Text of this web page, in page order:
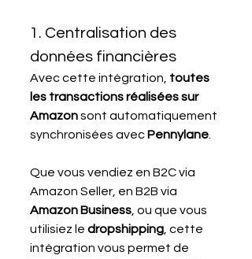
1. Centralisation des
données financières
Avec cette intégration, toutes
les transactions réalisées sur
Amazon sont automatiquement
synchronisées avec Pennylane
Que vous vendiez en B2C via
Amazon Seller, en B2B via
Amazon Business , ou que vous
utilisiez le dropshipping , cette
intégration vous permet de